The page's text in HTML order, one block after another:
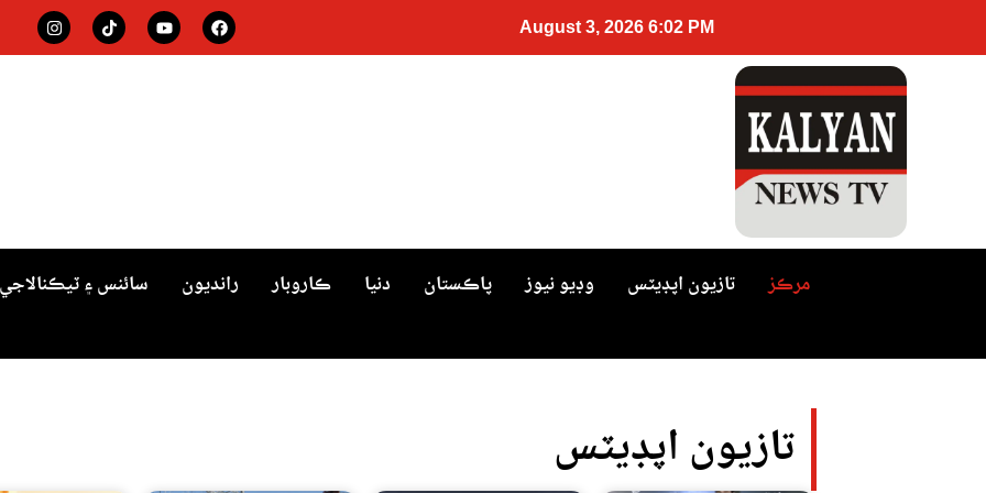
August 3, 2026 6:02 PM
سائنس ۽ رانديون ڪاروبار دنيا پاڪستان وڊيو نيوز تازيون اپڊيٽس مرڪز
تازيون اپڊيٽس